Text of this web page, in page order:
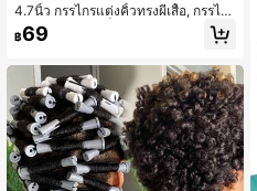
4.7นิ้ว กรรไกรแต่งคิ้วทรงผีเสื้อ, กรรไกร
ตัดขนตาขนาดเล็กสำหรับผู้หญิง, กรรไ
กรสเตนเลสสำหรับตัดขนจมูก เครา หน
ยเย็บปักถักร้อย, เครื่องมือ DIY งานหัตถ
กรรม, กรรไกรตัดด้าย (สีรุ้ง), เครื่องสำอ
าง, ราคาถูก, ของตกแต่งห้อง, โต๊ะเครื่อ
งแป้ง, การเดินทาง, ห้องนอน, อุปกรณ์แ
ต่งหน้า, ราคาถูก, ของขวัญเล็กๆ น้อยๆ,
เครื่องสำอาง, อุปกรณ์แต่งหน้า, ของถูก,
ของขวัญ, ของขวัญสำหรับผู้หญิง, ของข
วัญคริสต์มาส, ของแจก, การเดินทาง, ข
฿69